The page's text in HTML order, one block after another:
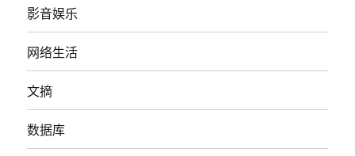
影音娱乐
网络生活
文摘
数据库